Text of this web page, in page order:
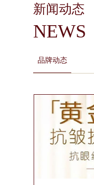
新闻动态
NEWS
品牌动态